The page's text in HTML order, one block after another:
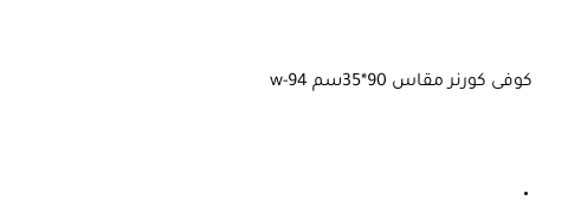
كوفى كورنر مقاس 90*35سم w-94